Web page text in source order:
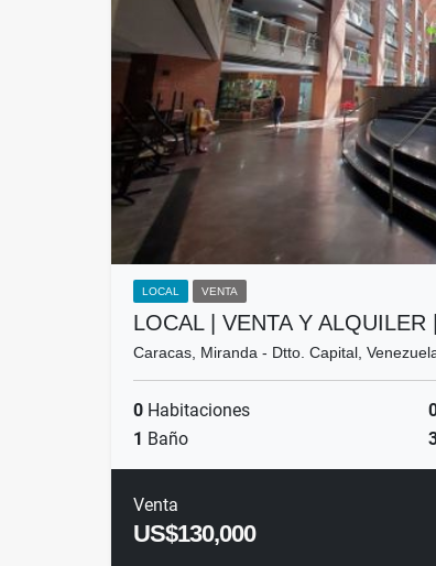
LOCAL VENTA
LOCAL | VENTA Y
Caracas, Miranda - Dtto. Capital,
0 Habitaciones
1 Baño
Venta
US$130,000